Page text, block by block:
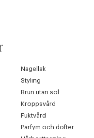
Nagellak
Styling
Brun utan sol
Kroppsvård
Fuktvård
Parfym och dofter